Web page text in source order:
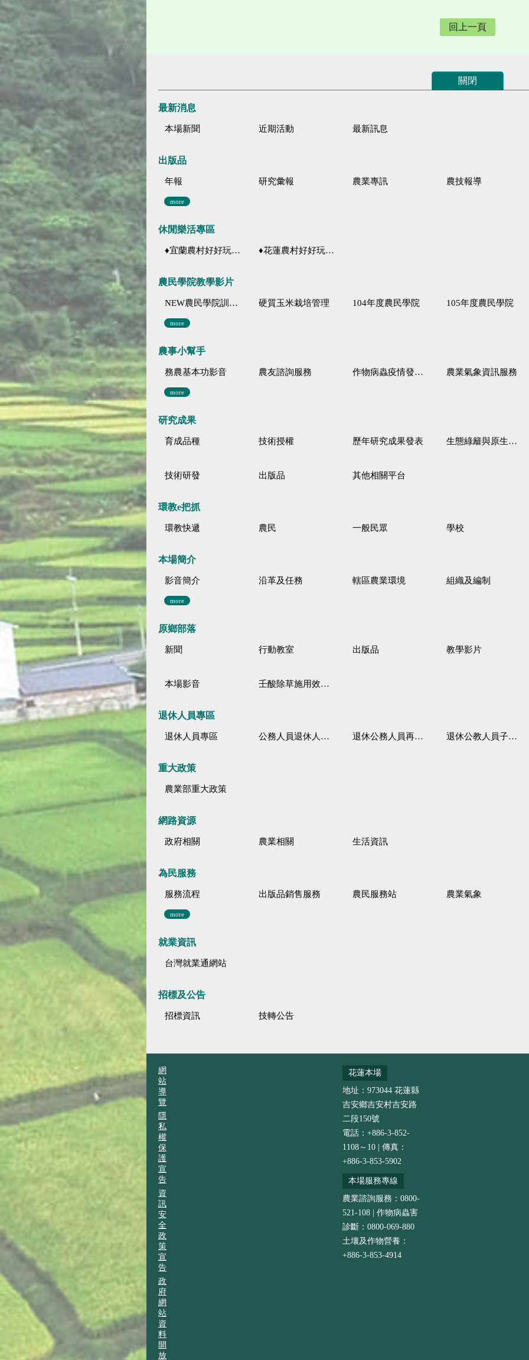
回上一頁
關閉
最新消息
本場新聞 近期活動 最新訊息
出版品
年報 研究彙報 農業專訊 農技報導
more
休閒樂活專區
♦宜蘭農村好好玩 ♦「農、藝、山、水」四條遊程推薦 ♦花蓮農村好好玩♦「原、生、慢、活」四條遊程推薦
農民學院教學影片
NEW農民學院訓練影音分類 硬質玉米栽培管理 104年度農民學院 105年度農民學院
more
農事小幫手
務農基本功影音 農友諮詢服務 作物病蟲疫情發生預測 農業氣象資訊服務
more
研究成果
育成品種 技術授權 歷年研究成果發表 生態綠籬與原生野花植生毯
技術研發 出版品 其他相關平台
環教e把抓
環教快遞 農民 一般民眾 學校
本場簡介
影音簡介 沿革及任務 轄區農業環境 組織及編制
more
原鄉部落
新聞 行動教室 出版品 教學影片
本場影音 壬酸除草施用效果觀察
退休人員專區
退休人員專區 公務人員退休人員法施行細則 退休公務人員再任職務 退休公教人員子女教育補助規定
重大政策
農業部重大政策
網路資源
政府相關 農業相關 生活資訊
為民服務
服務流程 出版品銷售服務 農民服務站 農業氣象
more
就業資訊
台灣就業通網站
招標及公告
招標資訊 技轉公告
網
站
導
覽
隱
私
權
保
護
宣
告
資
訊
安
全
政
策
宣
告
政
府
網
站
資
料
開
放
花蓮本場
地址：973044 花蓮縣
吉安鄉吉安村吉安路
二段150號
電話：+886-3-852-
1108～10 | 傳真：
+886-3-853-5902
本場服務專線
農業諮詢服務：0800-
521-108 | 作物病蟲害
診斷：0800-069-880
土壤及作物營養：
+886-3-853-4914